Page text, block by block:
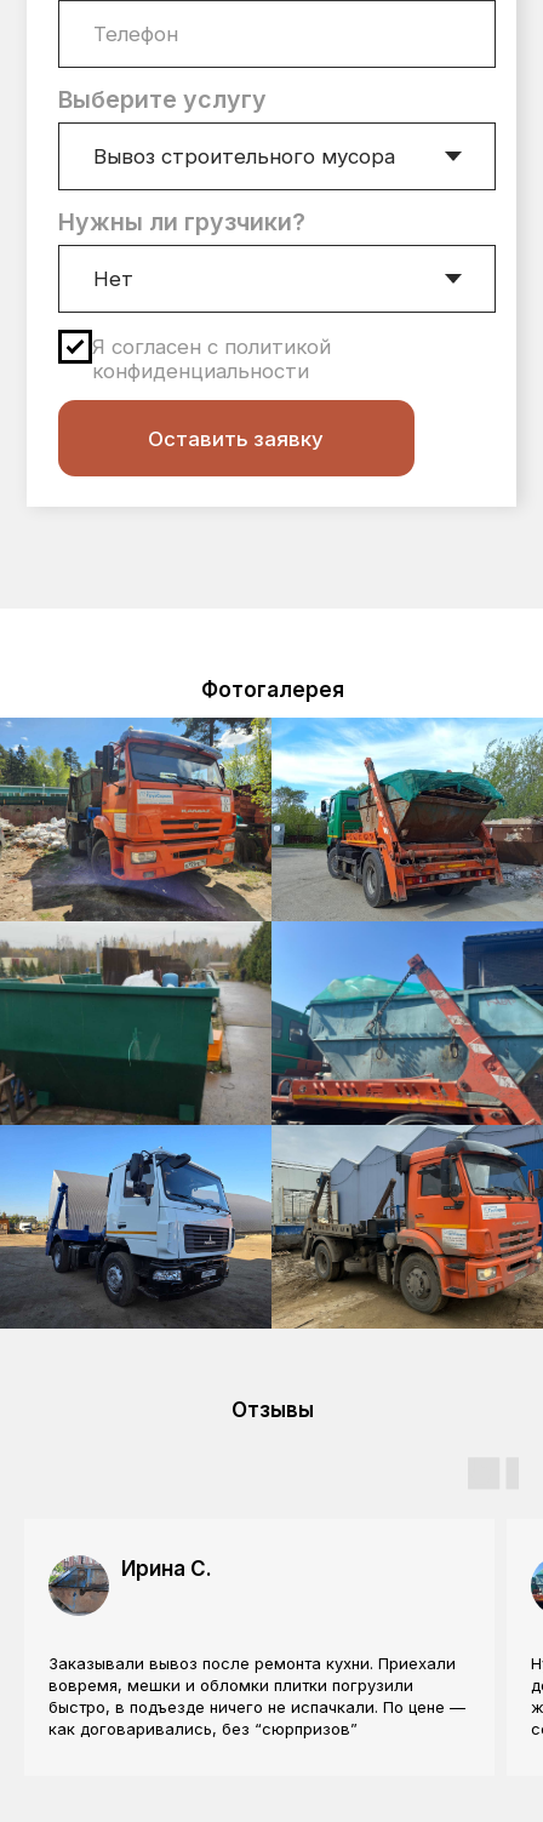
Фотогалерея
Отзывы
Ирина С.
Заказывали вывоз после ремонта кухни. Приехали
вовремя, мешки и обломки плитки погрузили
быстро, в подъезде ничего не испачкали. По цене —
как договаривались, без “сюрпризов”